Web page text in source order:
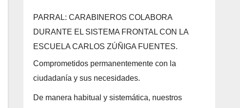
PARRAL: CARABINEROS COLABORA
DURANTE EL SISTEMA FRONTAL CON LA
ESCUELA CARLOS ZÚÑIGA FUENTES.
Comprometidos permanentemente con la
ciudadanía y sus necesidades.
De manera habitual y sistemática, nuestros